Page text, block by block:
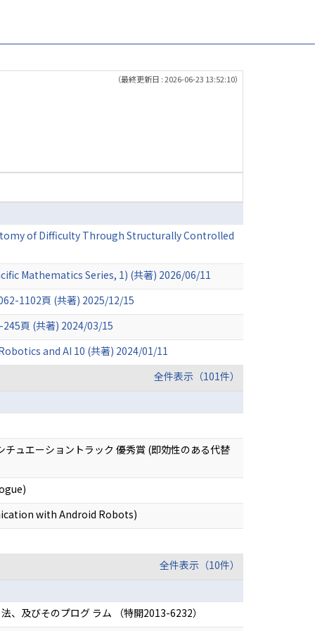
（最終更新日 : 2026-06-23 13:52:10）
of Difficulty Through Structurally Controlled
Mathematics Series, 1) (共著) 2026/06/11
1102頁 (共著) 2025/12/15
頁 (共著) 2024/03/15
and AI 10 (共著) 2024/01/11
全件表示（101件）
ュエーショントラック 優秀賞 (即効性のある代替
with Android Robots)
全件表示（10件）
、及びそのプログ ラム （特開2013-6232）